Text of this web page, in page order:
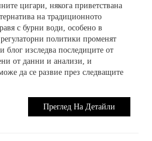
цигари, някога приветствана
на традиционното
с бурни води, особено в
политики променят
блог изследва последиците от
от данни и анализи, и
да се развие през следващите
Преглед На Детайли